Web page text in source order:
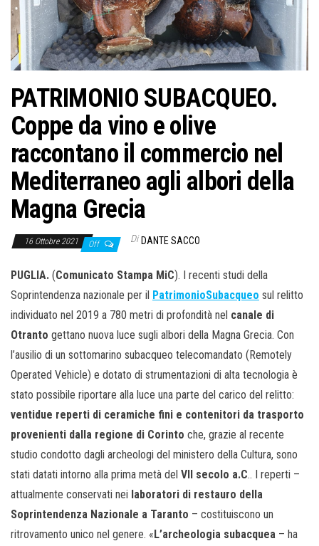
PATRIMONIO SUBACQUEO.
Coppe da vino e olive
raccontano il commercio nel
Mediterraneo agli albori della
Magna Grecia
16 Ottobre 2021 Off Di DANTE SACCO
PUGLIA. (Comunicato Stampa MiC). I recenti studi della
Soprintendenza nazionale per il PatrimonioSubacqueo sul relitto
individuato nel 2019 a 780 metri di profondità nel canale di
Otranto gettano nuova luce sugli albori della Magna Grecia. Con
l’ausilio di un sottomarino subacqueo telecomandato (Remotely
Operated Vehicle) e dotato di strumentazioni di alta tecnologia è
stato possibile riportare alla luce una parte del carico del relitto:
ventidue reperti di ceramiche fini e contenitori da trasporto
provenienti dalla regione di Corinto che, grazie al recente
studio condotto dagli archeologi del ministero della Cultura, sono
stati datati intorno alla prima metà del VII secolo a.C.. I reperti –
attualmente conservati nei laboratori di restauro della
Soprintendenza Nazionale a Taranto – costituiscono un
ritrovamento unico nel genere. «L’archeologia subacquea – ha